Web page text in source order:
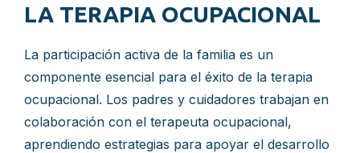
LA TERAPIA OCUPACIONAL
La participación activa de la familia es un
componente esencial para el éxito de la terapia
ocupacional. Los padres y cuidadores trabajan en
colaboración con el terapeuta ocupacional,
aprendiendo estrategias para apoyar el desarrollo